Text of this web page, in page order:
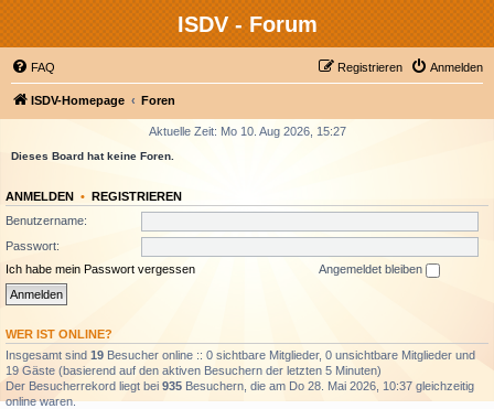
ISDV - Forum
FAQ Anmelden
Registrieren
ISDV-Homepage Foren
Aktuelle Zeit: Mo 10. Aug 2026, 15:27
Dieses Board hat keine Foren.
ANMELDEN • REGISTRIEREN
Benutzername:
Passwort:
Ich habe mein Passwort vergessen
Angemeldet bleiben
WER IST ONLINE?
Insgesamt sind 19 Besucher online :: 0 sichtbare Mitglieder, 0 unsichtbare Mitglieder und
19 Gäste (basierend auf den aktiven Besuchern der letzten 5 Minuten)
Der Besucherrekord liegt bei 935 Besuchern, die am Do 28. Mai 2026, 10:37 gleichzeitig
online waren.